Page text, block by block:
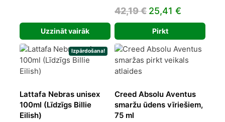
25,00 €.
Uzzināt vairāk
42,19€ Original
price
was:
42,19 €.
25,41 €
price
is:
25,41 €.
Pirkt
Izpārdošana!
Lattafa Nebras unisex
100ml (Līdzīgs Billie
Eilish)
Creed Absolu Aventus
smaržu ūdens vīriešiem,
75 ml